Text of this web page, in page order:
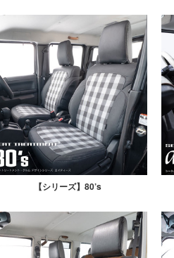
【シリーズ】80’s